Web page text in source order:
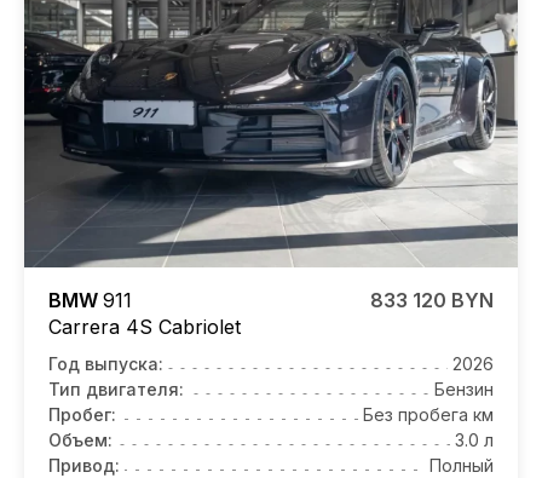
BMW 911
Carrera 4S Cabriolet
833 120 BYN
Год выпуска:
2026
Тип двигателя:
Бензин
Пробег:
Без пробега км
Объем:
3.0 л
Привод:
Полный